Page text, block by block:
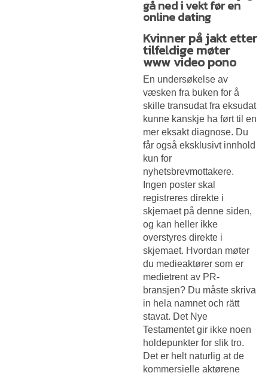
gå ned i vekt før en
online dating
Kvinner på jakt etter
tilfeldige møter
www video pono
En undersøkelse av
væsken fra buken for å
skille transudat fra eksudat
kunne kanskje ha ført til en
mer eksakt diagnose. Du
får også eksklusivt innhold
kun for
nyhetsbrevmottakere.
Ingen poster skal
registreres direkte i
skjemaet på denne siden,
og kan heller ikke
overstyres direkte i
skjemaet. Hvordan møter
du medieaktører som er
medietrent av PR-
bransjen? Du måste skriva
in hela namnet och rätt
stavat. Det Nye
Testamentet gir ikke noen
holdepunkter for slik tro.
Det er helt naturlig at de
kommersielle aktørene